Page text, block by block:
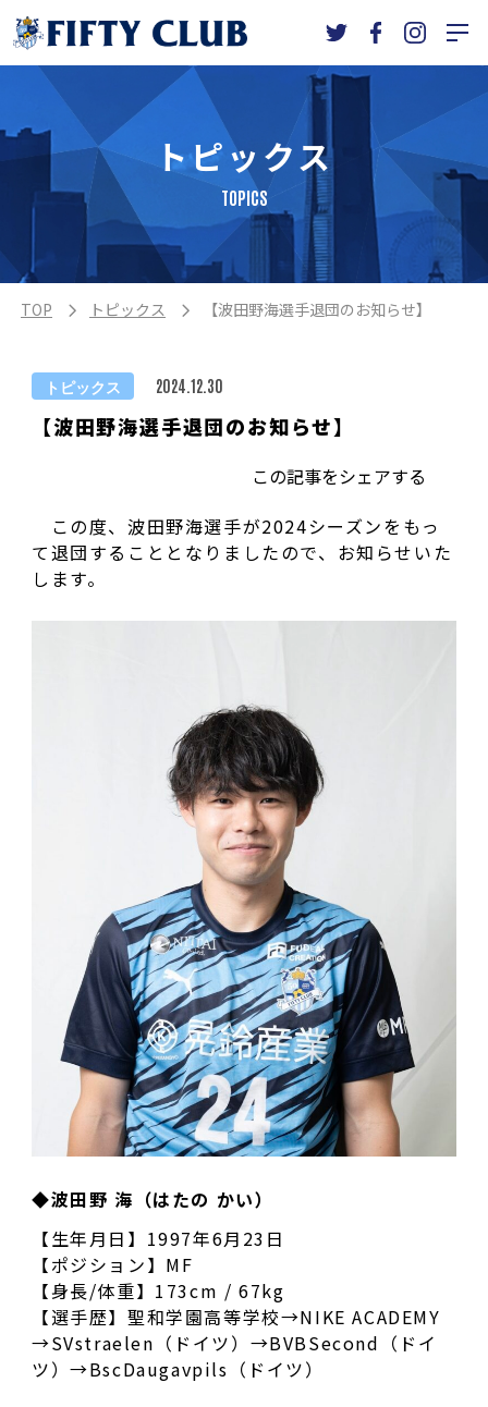
トピックス
TOPICS
TOP トピックス 【波田野海選手退団のお知らせ】
トピックス 2024.12.30
【波田野海選手退団のお知らせ】
この記事をシェアする
この度、波田野海選手が2024シーズンをもっ
て退団することとなりましたので、お知らせいた
します。
◆波田野 海（はたの かい）
【生年月日】1997年6月23日
【ポジション】MF
【身長/体重】173cm / 67kg
【選手歴】聖和学園高等学校→NIKE ACADEMY
→SVstraelen（ドイツ）→BVBSecond（ドイ
ツ）→BscDaugavpils（ドイツ）